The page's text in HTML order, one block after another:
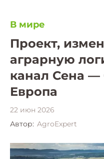
В мире
Проект,
аграрную
канал Сена —
Европа
22 июн 2026
Автор: AgroExpert